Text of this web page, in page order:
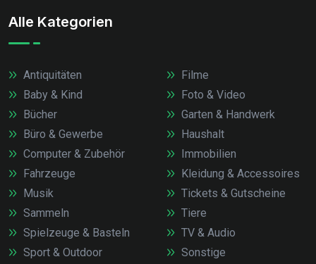
Alle Kategorien
Antiquitäten
Baby & Kind
Bücher
Büro & Gewerbe
Computer & Zubehör
Fahrzeuge
Filme
Foto & Video
Garten & Handwerk
Haushalt
Immobilien
Kleidung & Accessoires
Musik
Sammeln
Spielzeuge & Basteln
Sport & Outdoor
Tickets & Gutscheine
Tiere
TV & Audio
Sonstige